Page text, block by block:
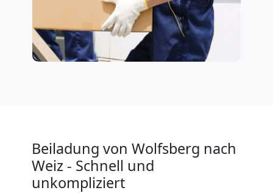
Beiladung von Wolfsberg nach
Weiz - Schnell und
unkompliziert